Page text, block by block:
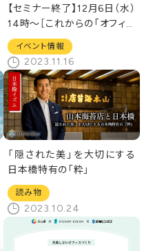
【セミナー終了】12月6日（水）
14時～［これからの「オフィス
戦略」を考える]オンラインセ
ミナー
イベント情報
2023.11.16
「隠された美」を大切にする
日本橋特有の「粋」
読み物
2023.10.24